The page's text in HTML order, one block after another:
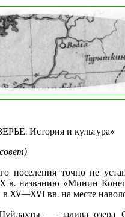
История и культура»
поселения точно не
в. названию «Минин
XV—XVI вв. на месте
— залива озера